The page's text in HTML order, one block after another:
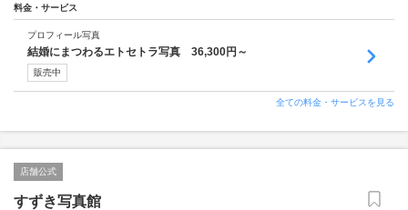
料金・サービス
プロフィール写真
結婚にまつわるエトセトラ写真 36,300円～
販売中
全ての料金・サービスを見る
店舗公式
すずき写真館